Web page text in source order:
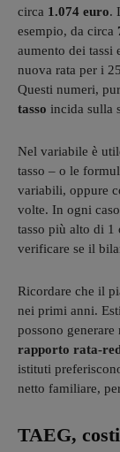
circa 1.074 euro.
esempio, da circa
aumento dei tassi
nuova rata per i
Questi numeri,
tasso incida sulla
Nel variabile è
tasso – o le
variabili, oppure
volte. In ogni
tasso più alto di 1
verificare se il
Ricordare che il
nei primi anni.
possono
rapporto rata-
istituti
netto familiare,
TAEG,